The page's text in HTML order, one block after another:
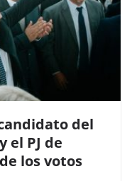
del
el PJ de
los votos